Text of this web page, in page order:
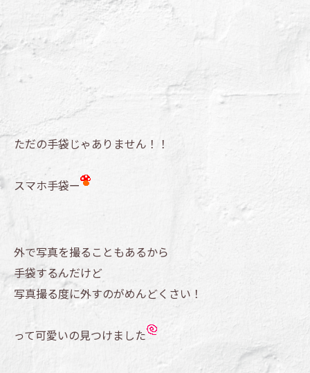
ただの手袋じゃありません！！
スマホ手袋ー
外で写真を撮ることもあるから
手袋するんだけど
写真撮る度に外すのがめんどくさい！
って可愛いの見つけました